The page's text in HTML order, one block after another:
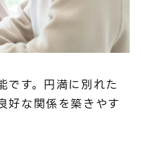
です。円満に別れた
好な関係を築きやす